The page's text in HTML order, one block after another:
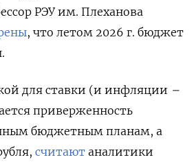
РЭУ им. Плеханова
, что летом 2026 г. бюджет
для ставки (и инфляции –
приверженность
бюджетным планам, а
считают аналитики